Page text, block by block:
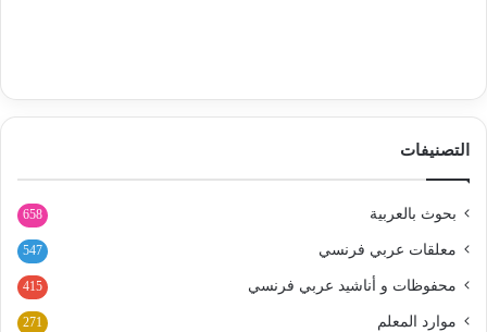
التصنيفات
بحوث بالعربية 658
معلقات عربي فرنسي 547
محفوظات و أناشيد عربي فرنسي 415
موارد المعلم 271